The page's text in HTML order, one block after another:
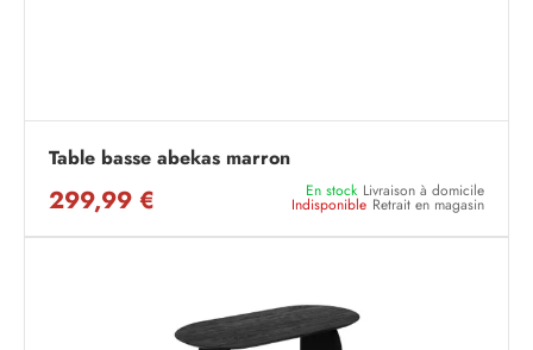
Table basse abekas marron
299,99 € En stock Livraison à domicile
Indisponible Retrait en magasin